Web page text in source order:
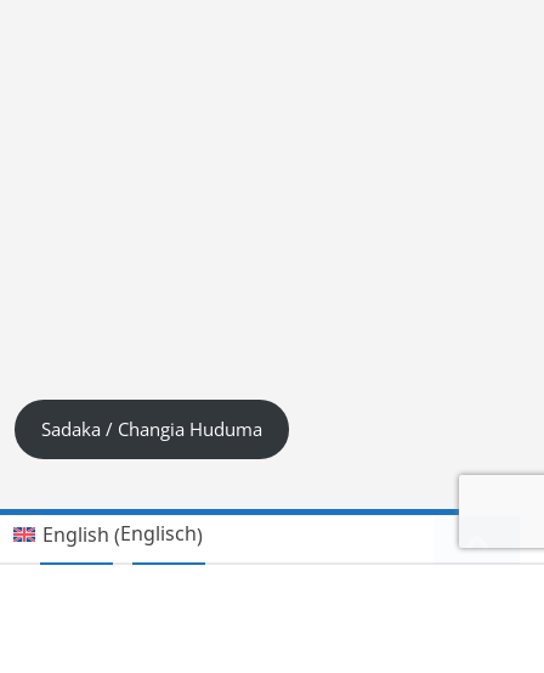
Sadaka / Changia Huduma
English (Englisch)
Kiswahili (Tanzania)